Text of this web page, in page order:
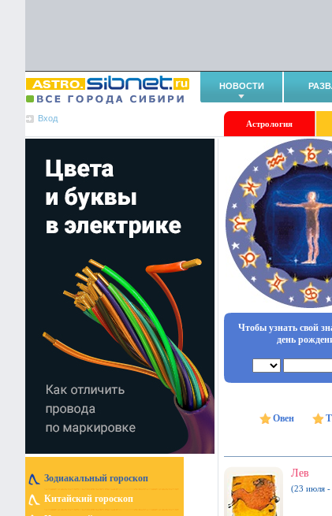
НОВОСТИ
Вход
Астрология
Зодиакальный гороскоп
Китайский гороскоп
Чтобы узнать свой
день
Овен
Лев
(23 июля -